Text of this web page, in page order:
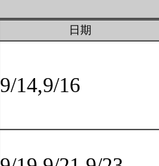
日期
9/14,9/16